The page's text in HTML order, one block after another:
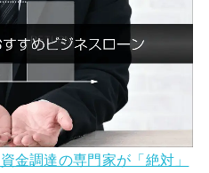
金調達の専門家が「絶対」